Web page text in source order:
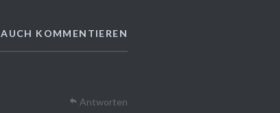
AUCH KOMMENTIEREN
Antworten